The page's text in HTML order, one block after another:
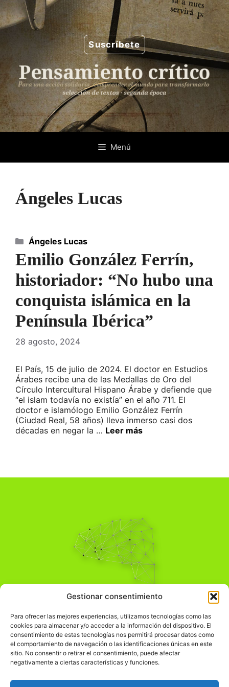
Gestionar consentimiento
Para ofrecer las mejores experiencias, utilizamos tecnologías como las
cookies para almacenar y/o acceder a la información del dispositivo. El
consentimiento de estas tecnologías nos permitirá procesar datos como
el comportamiento de navegación o las identificaciones únicas en este
sitio. No consentir o retirar el consentimiento, puede afectar
negativamente a ciertas características y funciones.
Saltar
al
contenido
Suscríbete
Menú
Ángeles Lucas
Emilio González Ferrín,
historiador: “No hubo una
conquista islámica en la
Península Ibérica”
28 agosto, 2024
El País, 15 de julio de 2024. El doctor en Estudios
Árabes recibe una de las Medallas de Oro del
Círculo Intercultural Hispano Árabe y defiende que
“el islam todavía no existía” en el año 711. El
doctor e islamólogo Emilio González Ferrín
(Ciudad Real, 58 años) lleva inmerso casi dos
décadas en negar la … Leer más
Categorías
Ángeles Lucas
Pensamiento Crítico
Comprender el mundo para transformarlo.
Información Legal
჻Política de privacidad